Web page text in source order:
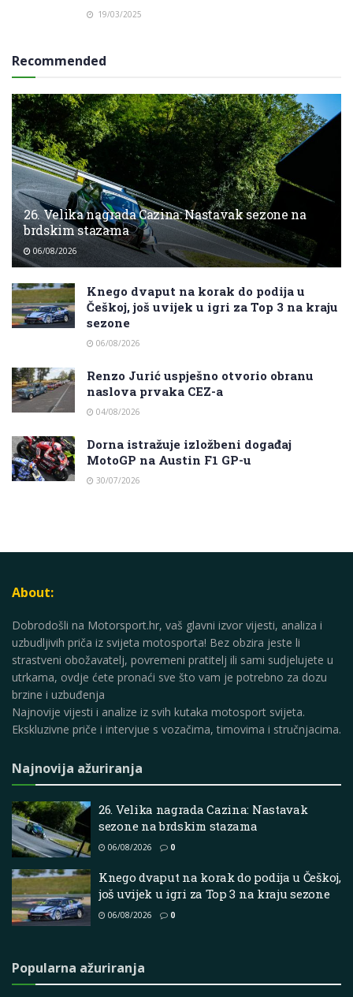
19/03/2025
Recommended
26. Velika nagrada Cazina: Nastavak sezone na
brdskim stazama
06/08/2026
Knego dvaput na korak do podija u
Češkoj, još uvijek u igri za Top 3 na kraju
sezone
06/08/2026
Renzo Jurić uspješno otvorio obranu
naslova prvaka CEZ-a
04/08/2026
Dorna istražuje izložbeni događaj
MotoGP na Austin F1 GP-u
30/07/2026
About:
Dobrodošli na Motorsport.hr, vaš glavni izvor vijesti, analiza i
uzbudljivih priča iz svijeta motosporta! Bez obzira jeste li
strastveni obožavatelj, povremeni pratitelj ili sami sudjelujete u
utrkama, ovdje ćete pronaći sve što vam je potrebno za dozu
brzine i uzbuđenja
Najnovije vijesti i analize iz svih kutaka motosport svijeta.
Ekskluzivne priče i intervjue s vozačima, timovima i stručnjacima.
Najnovija ažuriranja
26. Velika nagrada Cazina: Nastavak
sezone na brdskim stazama
06/08/2026 0
Knego dvaput na korak do podija u Češkoj,
još uvijek u igri za Top 3 na kraju sezone
06/08/2026 0
Popularna ažuriranja